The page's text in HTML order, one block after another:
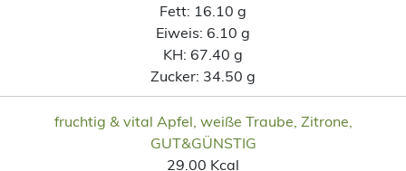
Fett: 16.10 g
Eiweis: 6.10 g
KH: 67.40 g
Zucker: 34.50 g
fruchtig & vital Apfel, weiße Traube, Zitrone,
GUT&GÜNSTIG
29.00 Kcal